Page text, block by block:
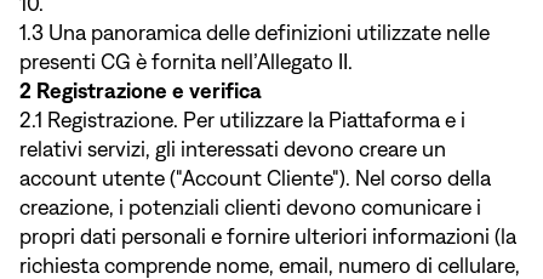
1.3 Una panoramica delle definizioni utilizzate nelle
presenti CG è fornita nell’Allegato II.
2 Registrazione e verifica
2.1 Registrazione. Per utilizzare la Piattaforma e i
relativi servizi, gli interessati devono creare un
account utente ("Account Cliente"). Nel corso della
creazione, i potenziali clienti devono comunicare i
propri dati personali e fornire ulteriori informazioni (la
richiesta comprende nome, email, numero di cellulare,